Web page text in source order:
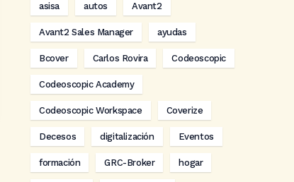
asisa autos Avant2
Avant2 Sales Manager ayudas
Bcover Carlos Rovira Codeoscopic
Codeoscopic Academy
Codeoscopic Workspace Coverize
Decesos digitalización Eventos
formación GRC-Broker hogar